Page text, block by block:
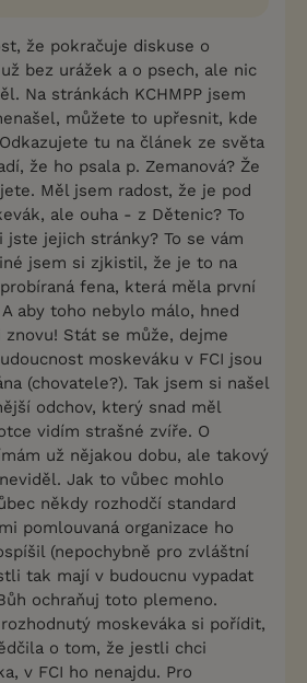
že pokračuje diskuse o
bez urážek a o psech, ale nic
Na stránkách KCHMPP jsem
můžete to upřesnit, kde
tu na článek ze světa
že ho psala p. Zemanová? Že
Měl jsem radost, že je pod
ale ouha - z Dětenic? To
jste jejich stránky? To se vám
jsem si zjkistil, že je to na
fena, která měla první
aby toho nebylo málo, hned
Stát se může, dejme
moskeváku v FCI jsou
(chovatele?). Tak jsem si našel
odchov, který snad měl
vidím strašné zvíře. O
už nějakou dobu, ale takový
Jak to vůbec mohlo
někdy rozhodčí standard
pomlouvaná organizace ho
(nepochybně pro zvláštní
tak mají v budoucnu vypadat
ochraňuj toto plemeno.
moskeváka si pořídit,
o tom, že jestli chci
v FCI ho nenajdu. Pro